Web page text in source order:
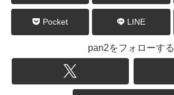
Pocket LINE
pan2をフォローする